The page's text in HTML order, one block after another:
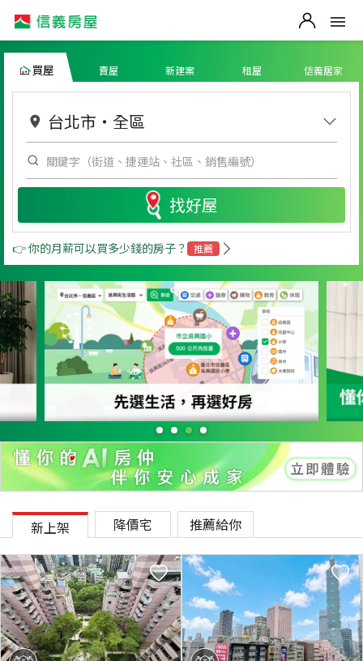
買屋 賣屋 新建案 租屋 信義居家
台北市 ・ 全區
找好屋
👉 你的月薪可以買多少錢的房子？ 推薦
新上架 降價宅 推薦給你